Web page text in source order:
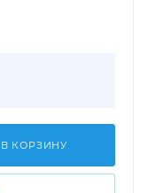
В КОРЗИНУ